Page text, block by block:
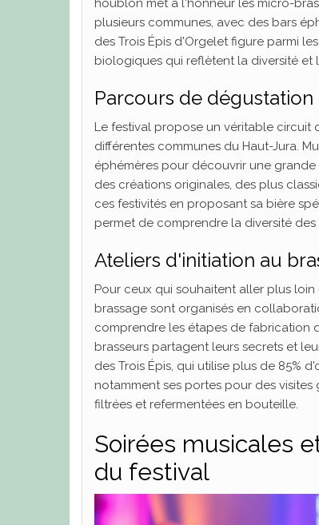
houblon met à l'honneur les micro-
plusieurs communes, avec des bars
des Trois Épis d'Orgelet figure parmi
biologiques qui reflètent la diversité et
Parcours de
Le festival propose un véritable circuit
différentes communes du Haut-Jura.
éphémères pour découvrir une
des créations originales, des plus
ces festivités en proposant sa bière
permet de comprendre la diversité
Ateliers d'initiation au
Pour ceux qui souhaitent aller plus
brassage sont organisés en
comprendre les étapes de fabrication
brasseurs partagent leurs secrets et
des Trois Épis, qui utilise plus de 85%
notamment ses portes pour des
filtrées et refermentées en bouteille.
Soirées musicales
du festival